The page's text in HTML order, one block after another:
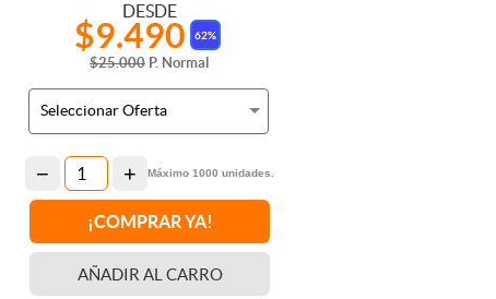
DESDE
$9.490 62%
$25.000 P. Normal
Seleccionar Oferta
− + Máximo 1000 unidades.
¡COMPRAR YA!
AÑADIR AL CARRO